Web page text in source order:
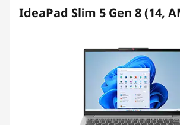
IdeaPad Slim 5 Gen 8 (14,